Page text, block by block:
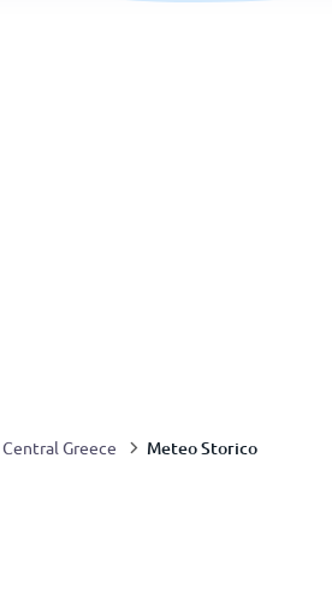
Central Greece Meteo Storico